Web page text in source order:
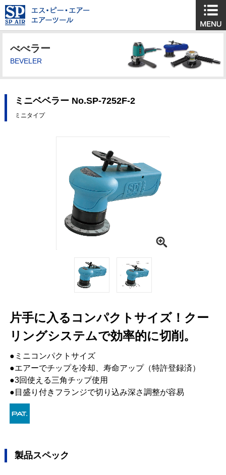
べべラー
BEVELER
ミニベベラー No.SP-7252F-2
ミニタイプ
片手に入るコンパクトサイズ！クー
リングシステムで効率的に切削。
●ミニコンパクトサイズ
●エアーでチップを冷却、寿命アップ（特許登録済）
●3回使える三角チップ使用
●目盛り付きフランジで切り込み深さ調整が容易
製品スペック